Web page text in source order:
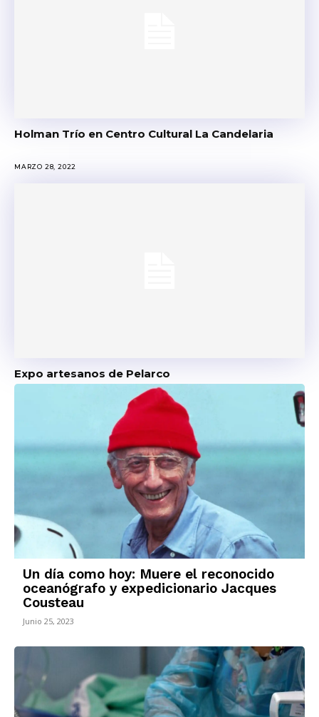
Holman Trío en Centro Cultural La Candelaria
MARZO 28, 2022
Expo artesanos de Pelarco
Un día como hoy: Muere el reconocido
oceanógrafo y expedicionario Jacques
Cousteau
Junio 25, 2023